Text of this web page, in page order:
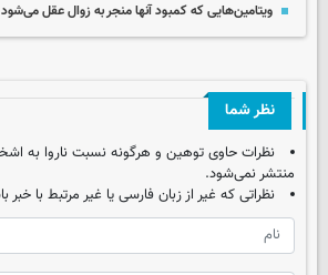
ویتامین‌هایی که کمبود آنها منجر به زوال عقل می‌شود
نظر شما
نظرات حاوی توهین و هرگونه نسبت ناروا به
منتشر نمی‌شود.
نظراتی که غیر از زبان فارسی یا غیر مرتبط با